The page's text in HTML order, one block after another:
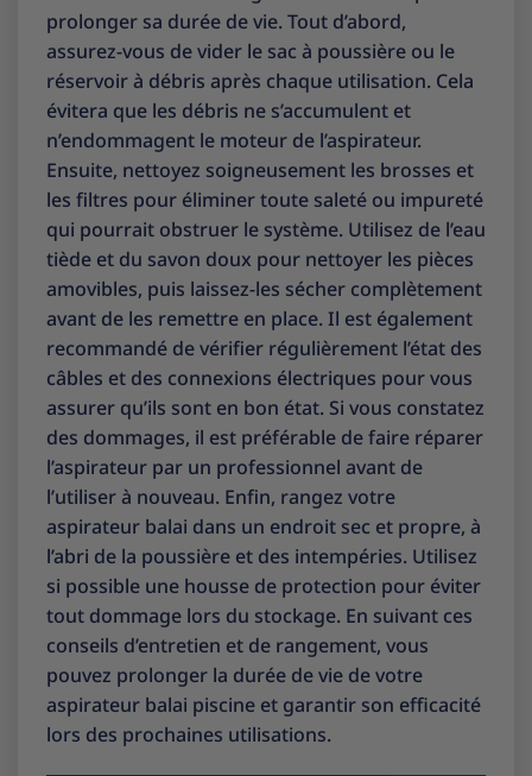
prolonger sa durée de vie. Tout d’abord,
assurez-vous de vider le sac à poussière ou le
réservoir à débris après chaque utilisation. Cela
évitera que les débris ne s’accumulent et
n’endommagent le moteur de l’aspirateur.
Ensuite, nettoyez soigneusement les brosses et
les filtres pour éliminer toute saleté ou impureté
qui pourrait obstruer le système. Utilisez de l’eau
tiède et du savon doux pour nettoyer les pièces
amovibles, puis laissez-les sécher complètement
avant de les remettre en place. Il est également
recommandé de vérifier régulièrement l’état des
câbles et des connexions électriques pour vous
assurer qu’ils sont en bon état. Si vous constatez
des dommages, il est préférable de faire réparer
l’aspirateur par un professionnel avant de
l’utiliser à nouveau. Enfin, rangez votre
aspirateur balai dans un endroit sec et propre, à
l’abri de la poussière et des intempéries. Utilisez
si possible une housse de protection pour éviter
tout dommage lors du stockage. En suivant ces
conseils d’entretien et de rangement, vous
pouvez prolonger la durée de vie de votre
aspirateur balai piscine et garantir son efficacité
lors des prochaines utilisations.